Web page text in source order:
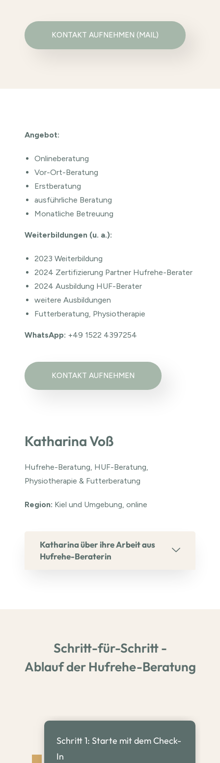
KONTAKT AUFNEHMEN (MAIL)
Angebot:
Onlineberatung
Vor-Ort-Beratung
Erstberatung
ausführliche Beratung
Monatliche Betreuung
Weiterbildungen (u. a.):
2023 Weiterbildung
2024 Zertifizierung Partner Hufrehe-Berater
2024 Ausbildung HUF-Berater
weitere Ausbildungen
Futterberatung, Physiotherapie
WhatsApp: +49 1522 4397254
KONTAKT AUFNEHMEN
Katharina Voß
Hufrehe-Beratung, HUF-Beratung,
Physiotherapie & Futterberatung
Region: Kiel und Umgebung, online
Katharina über ihre Arbeit aus
Hufrehe-Beraterin
Schritt-für-Schritt -
Ablauf der Hufrehe-Beratung
Schritt 1: Starte mit dem Check-
In